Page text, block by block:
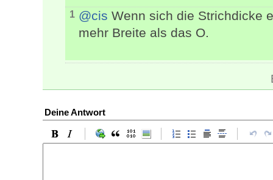
1 @cis Wenn sich die Strichdicke
mehr Breite als das O.
Deine Antwort